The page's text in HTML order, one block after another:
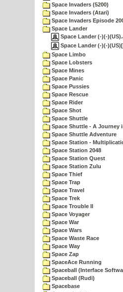
Space Invaders (5200)
Space Invaders (Atari)
Space Invaders Episode
Space Lander
Space Lander (-)(-
Space Lander (-)(-
Space Limbo
Space Lobsters
Space Mines
Space Panic
Space Pussies
Space Rescue
Space Rider
Space Shot
Space Shuttle
Space Shuttle - A Journey
Space Shuttle Adventure
Space Station -
Space Station 2048
Space Station Quest
Space Station Zulu
Space Thief
Space Trap
Space Travel
Space Trek
Space Trouble II
Space Voyager
Space War
Space Wars
Space Waste Race
Space Way
Space Zap
SpaceAce Running
Spaceball (Interface
Spaceball (Rudi)
Spacebase